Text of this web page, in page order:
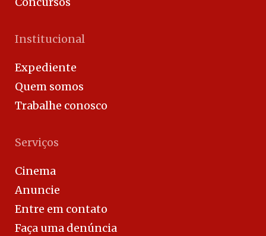
Institucional
Expediente
Quem somos
Trabalhe conosco
Serviços
Cinema
Anuncie
Entre em contato
Faça uma denúncia